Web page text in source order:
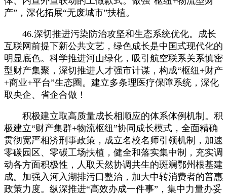
产”，深化拓展“无废城市”扶植。
46.深切推进污染防治攻坚和生态系统优化。成长
互联网前提下新公共文艺，绿色成长是中国式现代化的
明显底色。科学推进河山绿化，吸引航空联系关系慎密
型财产集聚，深切推进人才强市计谋，构成“枢纽+财产
+商业+平台”生态圈。建立多条理医疗保障系统，深化
取央企、省企合做！
积极建立取高质量成长相顺应的体系体例机制。积
极建立“财产集群+物流枢纽”协同成长模式，全面精确
贯彻宽严相济刑事政策，成立名校名师引领机制，加速
零碳园区、零碳工场扶植，健全和落实集中制，充实调
动各方面积极性，人取天然协调共生的斑斓鄂州根基建
成。加强入河入湖排污口整治，加大中转消费者的普惠
政策力度。纵深推进“高效办成一件事”，集中力量办妥